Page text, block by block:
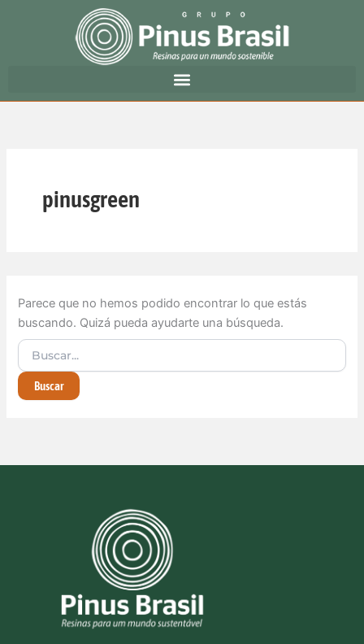
pinusgreen
Parece que no hemos podido encontrar lo que estás
buscando. Quizá pueda ayudarte una búsqueda.